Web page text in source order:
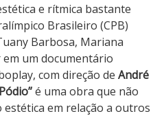
e rítmica bastante
Brasileiro (CPB)
Barbosa, Mariana
em um documentário
com direção de André
é uma obra que não
em relação a outros